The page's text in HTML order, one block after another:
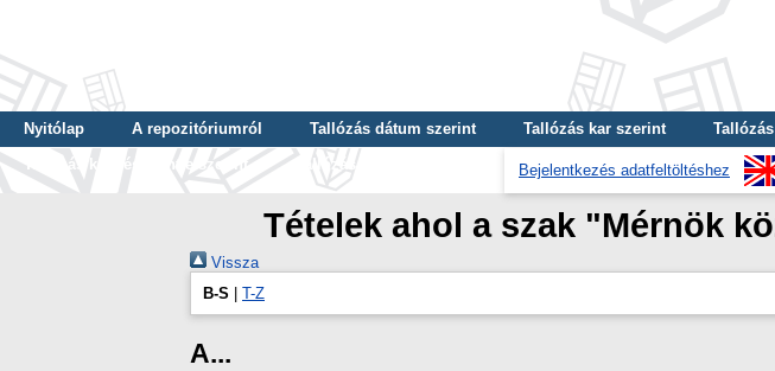
Nyitólap A repozitóriumról Tallózás dátum szerint Tallózás kar szerint
Tallózás képzés szintje szerint
Tallózás kulcsszó szerint Bejelentkezés adatfeltöltéshez
Tételek ahol a szak "Mérnök
Vissza
B-S
T-Z
A...